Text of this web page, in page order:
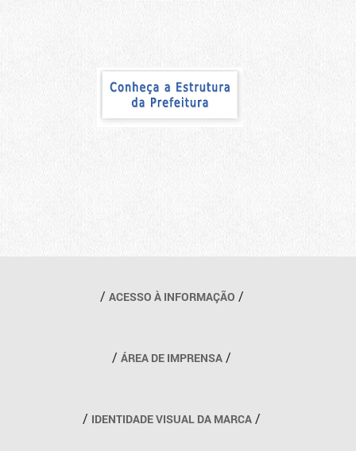
Outros links
ACESSO À INFORMAÇÃO
ÁREA DE IMPRENSA
IDENTIDADE VISUAL DA MARCA